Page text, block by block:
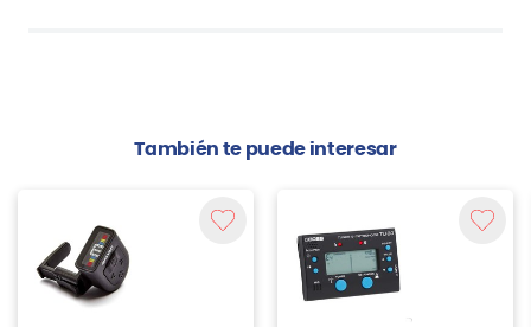
También te puede interesar